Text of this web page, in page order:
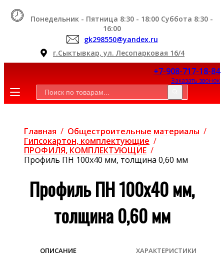
Понедельник - Пятница 8:30 - 18:00 Суббота 8:30 -
16:00
gk298550@yandex.ru
г.Сыктывкар, ул. Лесопарковая 16/4
+7-908-717-18-84
Заказать звонок
Главная / Общестроительные материалы /
Гипсокартон, комплектующие /
ПРОФИЛЯ, КОМПЛЕКТУЮЩИЕ /
Профиль ПН 100х40 мм, толщина 0,60 мм
Профиль ПН 100х40 мм,
толщина 0,60 мм
ОПИСАНИЕ ХАРАКТЕРИСТИКИ